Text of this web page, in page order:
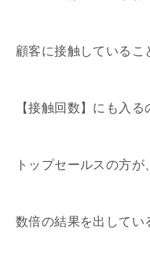
顧客に接触しているこ
【接触回数】にも入る
トップセールスの方が
数倍の結果を出してい